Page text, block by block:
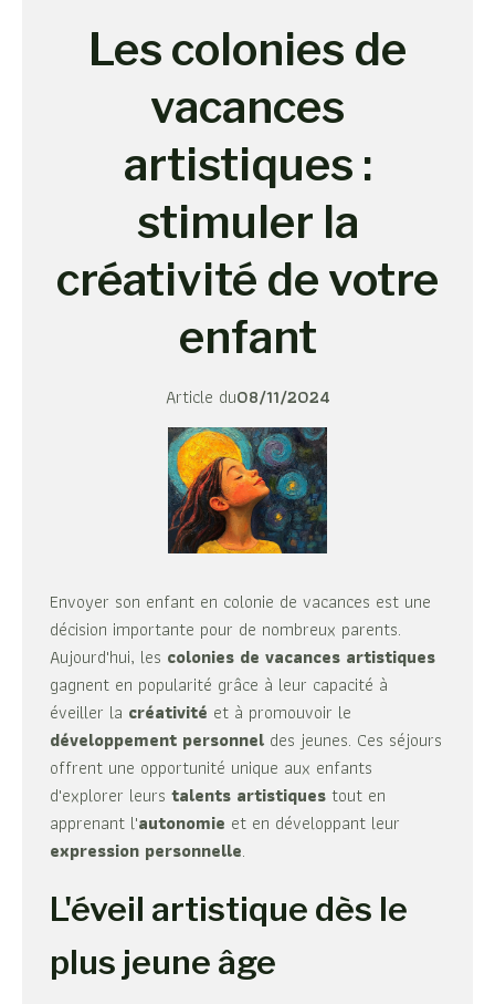
Les colonies de
vacances
artistiques :
stimuler la
créativité de votre
enfant
Article du08/11/2024
Envoyer son enfant en colonie de vacances est une
décision importante pour de nombreux parents.
Aujourd'hui, les colonies de vacances artistiques
gagnent en popularité grâce à leur capacité à
éveiller la créativité et à promouvoir le
développement personnel des jeunes. Ces séjours
offrent une opportunité unique aux enfants
d'explorer leurs talents artistiques tout en
apprenant l'autonomie et en développant leur
expression personnelle.
L'éveil artistique dès le
plus jeune âge